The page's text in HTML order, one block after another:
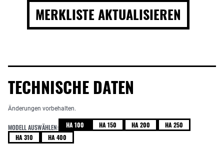
MERKLISTE AKTUALISIEREN
TECHNISCHE DATEN
Änderungen vorbehalten.
MODELL AUSWÄHLEN: HA 100 HA 150 HA 200
HA 250
HA 310
HA 400